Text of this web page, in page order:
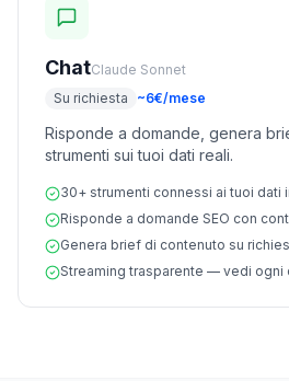
ChatClaude Sonnet
Su richiesta
~6€/mese
Risponde a domande, genera
strumenti sui tuoi dati reali.
30+ strumenti connessi ai tuoi dati
Risponde a domande SEO con
Genera brief di contenuto su
Streaming trasparente — vedi ogni